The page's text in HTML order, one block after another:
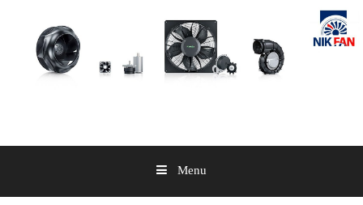
Skip
content
Menu